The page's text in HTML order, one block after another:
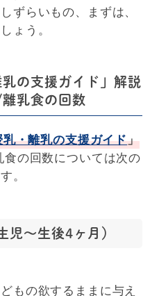
ずらいもの、まずは、
ょう。
の支援ガイド」解説
乳食の回数
乳・離乳の支援ガイド」
の回数については次の
。
児～生後4ヶ月）
もの欲するままに与え